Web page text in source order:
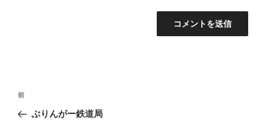
投
前
の
前
ぶりんがー鉄道局